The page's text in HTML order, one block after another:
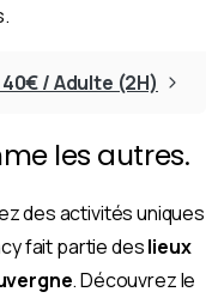
/ Adulte (2H)
les autres.
des activités uniques
fait partie deslieux
. Découvrez le